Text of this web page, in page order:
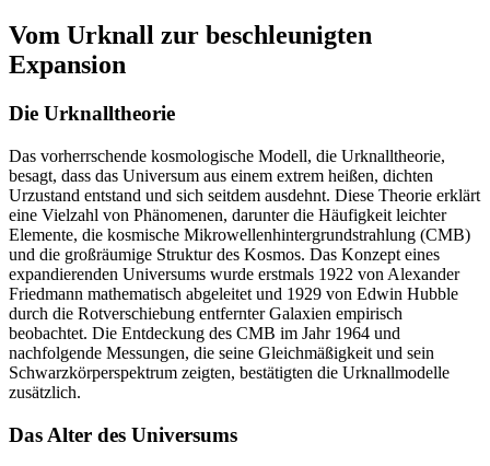
Vom Urknall zur beschleunigten
Expansion
Die Urknalltheorie
Das vorherrschende kosmologische Modell, die Urknalltheorie,
besagt, dass das Universum aus einem extrem heißen, dichten
Urzustand entstand und sich seitdem ausdehnt. Diese Theorie erklärt
eine Vielzahl von Phänomenen, darunter die Häufigkeit leichter
Elemente, die kosmische Mikrowellenhintergrundstrahlung (CMB)
und die großräumige Struktur des Kosmos. Das Konzept eines
expandierenden Universums wurde erstmals 1922 von Alexander
Friedmann mathematisch abgeleitet und 1929 von Edwin Hubble
durch die Rotverschiebung entfernter Galaxien empirisch
beobachtet. Die Entdeckung des CMB im Jahr 1964 und
nachfolgende Messungen, die seine Gleichmäßigkeit und sein
Schwarzkörperspektrum zeigten, bestätigten die Urknallmodelle
zusätzlich.
Das Alter des Universums